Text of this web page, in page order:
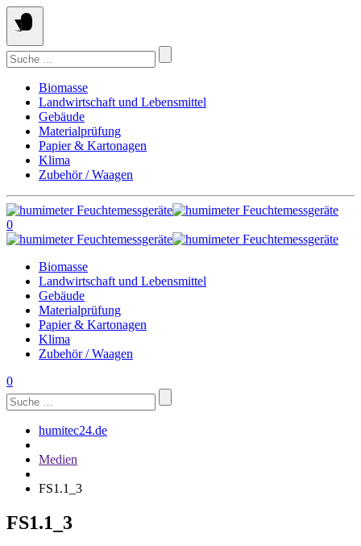
Springe
zum
Inhalt
Suchen
nach:
Biomasse
Landwirtschaft und Lebensmittel
Gebäude
Materialprüfung
Papier & Kartonagen
Klima
Zubehör / Waagen
0
Biomasse
Landwirtschaft und Lebensmittel
Gebäude
Materialprüfung
Papier & Kartonagen
Klima
Zubehör / Waagen
0
Suchen
nach:
humitec24.de
Medien
FS1.1_3
FS1.1_3